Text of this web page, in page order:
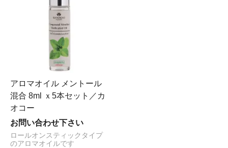
アロマオイル メントール
混合 8ml ｘ5本セット／カ
オコー
お問い合わせ下さい
ロールオンスティックタイプ
のアロマオイルです